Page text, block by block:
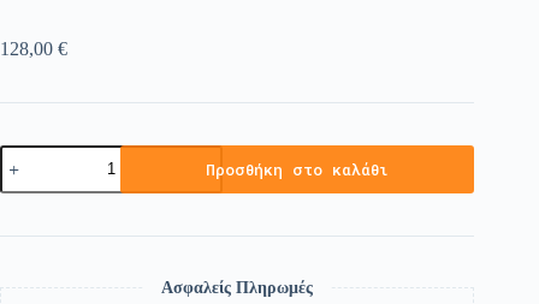
128,00 €
Προσθήκη στο καλάθι
Ασφαλείς Πληρωμές